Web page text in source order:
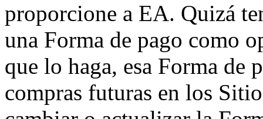
proporcione a EA. Quizá
una Forma de pago como
que lo haga, esa Forma de
compras futuras en los